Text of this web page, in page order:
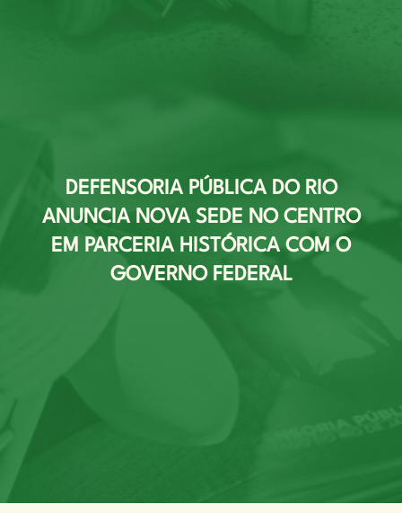
DEFENSORIA PÚBLICA DO RIO
ANUNCIA NOVA SEDE NO CENTRO
EM PARCERIA HISTÓRICA COM O
GOVERNO FEDERAL